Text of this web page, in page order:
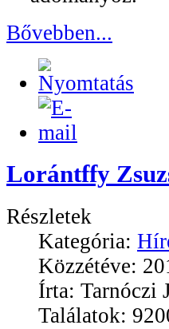
Bővebben...
Lorántffy
Részletek
Kategória:
Közzétéve:
Írta: Tarnóczi
Találatok: